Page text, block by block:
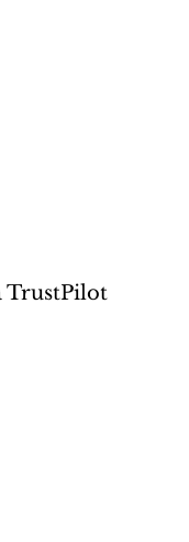
TrustPilot